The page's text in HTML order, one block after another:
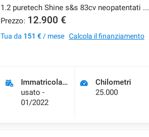
1.2 puretech Shine s&s 83cv neopatentati my20
Prezzo: 12.900 €
Tua da 151 €/ mese Calcola il finanziamento
Immatricolazione
usato -
01/2022
Chilometri
25.000